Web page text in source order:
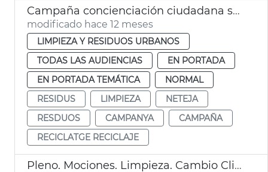
Campaña concienciación ciudadana sobre limpia València
modificado hace 12 meses
LIMPIEZA Y RESIDUOS URBANOS
TODAS LAS AUDIENCIAS
EN PORTADA
EN PORTADA TEMÁTICA
NORMAL
RESIDUS
LIMPIEZA
NETEJA
RESDUOS
CAMPANYA
CAMPAÑA
RECICLATGE RECICLAJE
Pleno. Mociones. Limpieza. Cambio Climático. EMT. València